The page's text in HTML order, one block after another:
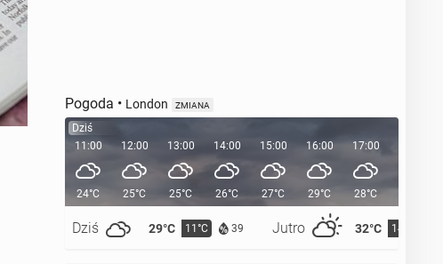
Pogoda • London ZMIANA
Dziś
11:00
24°C
Dziś 29°C 11°C 39 Jutro 32°C 14°C
12:00
25°C
13:00
25°C
14:00
26°C
15:00
27°C
16:00
29°C
17:00
28°C